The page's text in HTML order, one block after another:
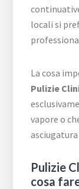
locali si
La cosa
Pulizie
vapore o
Pulizie
cosa